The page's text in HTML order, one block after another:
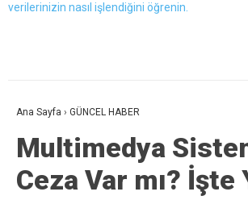
verilerinizin nasıl işlendiğini öğrenin.
Ana Sayfa › GÜNCEL HABER
Multimedya
Ceza Var mı? İşte